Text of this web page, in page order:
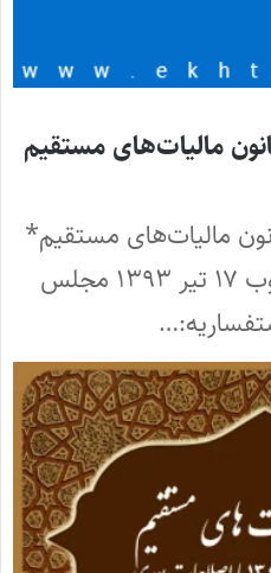
تفسیر ماده ۱۳۳ قانون مالیات‌های مستقیم
تفسیر ماده ۱۳۳ قانون مالیات‌های مستقیم*
و اصلاحات بعدی آن مصوب ۱۷ تیر ۱۳۹۳ مجلس